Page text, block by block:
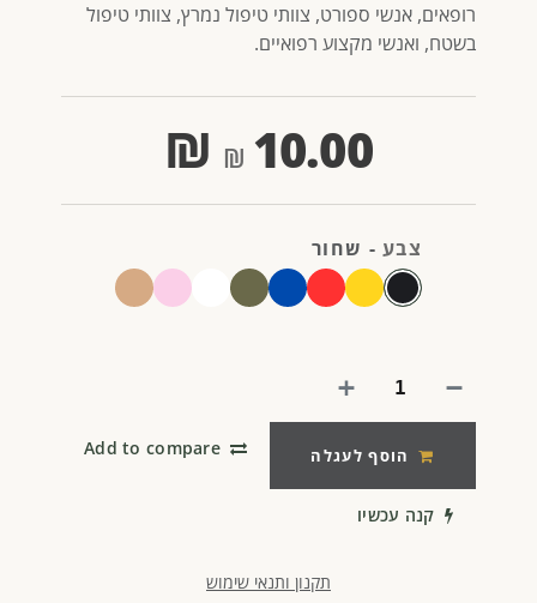
רופאים, אנשי ספורט, צוותי טיפול נמרץ, צוותי טיפול
בשטח, ואנשי מקצוע רפואיים.
10.00
₪
צבע - שחור
הוסף לעגלה
קנה עכשיו
Add to compare
תקנון ותנאי שימוש